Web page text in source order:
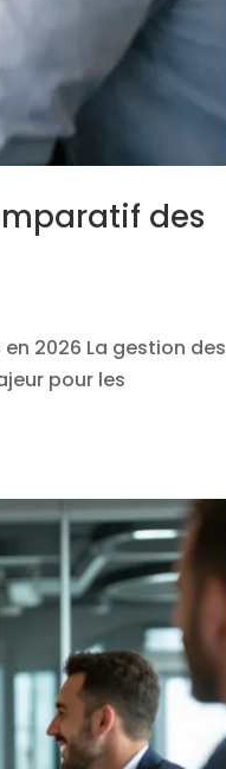
des
2026 La gestion des
pour les